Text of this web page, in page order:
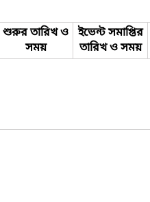
শুরুর তারিখ ও
সময়
ইভেন্ট সমাপ্তির
তারিখ ও সময়